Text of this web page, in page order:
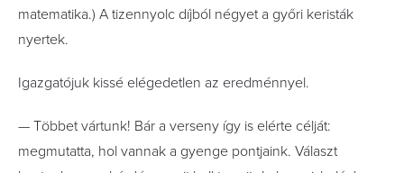
matematika.) A tizennyolc díjból négyet a győri keristák
nyertek.
Igazgatójuk kissé elégedetlen az eredménnyel.
— Többet vártunk! Bár a verseny így is elérte célját:
megmutatta, hol vannak a gyenge pontjaink. Választ